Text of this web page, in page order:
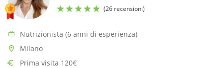
(26 recensioni)
Nutrizionista (6 anni di esperienza)
Milano
Prima visita 120€